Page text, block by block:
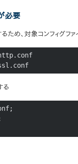
必要
め、対象コンフィグファ
る